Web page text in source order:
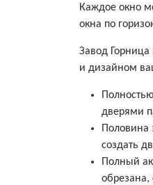
Каждое окно
окна по
Завод
и дизайном
дверями
создать
Полный
обрезана,